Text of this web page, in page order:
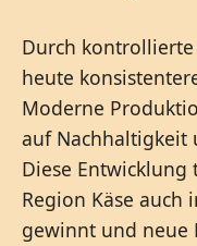
Durch
heute
Moderne
auf Nachhaltigkeit
Diese Entwicklung
Region Käse
gewinnt und neue